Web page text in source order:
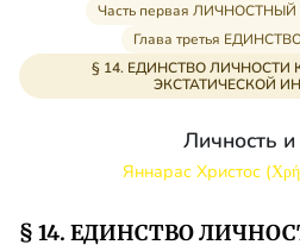
Часть первая
Глава третья
§ 14. ЕДИНСТВО
ЭКСТАТИЧЕСКОЙ
Личность
Яннарас Христос
§ 14. ЕДИНСТВО